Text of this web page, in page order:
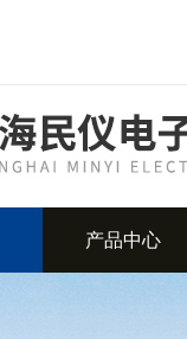
产品中心